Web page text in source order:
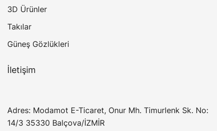
3D Ürünler
Takılar
Güneş Gözlükleri
İletişim
Adres: Modamot E-Ticaret, Onur Mh. Timurlenk Sk. No:
14/3 35330 Balçova/İZMİR